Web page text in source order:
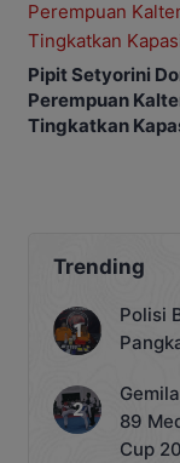
Pipit Setyorini
Perempuan
Tingkatkan
Trending
Polisi
89
Cup